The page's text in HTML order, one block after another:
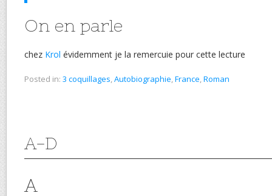
On en parle
chez Krol évidemment je la remercuie pour cette lecture
Posted in: 3 coquillages,Autobiographie,France,Roman
A-D
A